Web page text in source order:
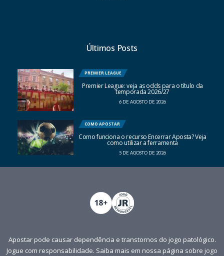
Últimos Posts
PREMIER LEAGUE
Premier League: veja as odds para o título da
temporada 2026/27
6 DE AGOSTO DE 2026
COMO APOSTAR
Como funciona o recurso Encerrar Aposta? Veja
como utilizar a ferramenta
5 DE AGOSTO DE 2026
Apostar pode causar dependência e transtornos do jogo patológico.
Jogue com responsabilidade. Saiba mais em nossa página sobre jogo